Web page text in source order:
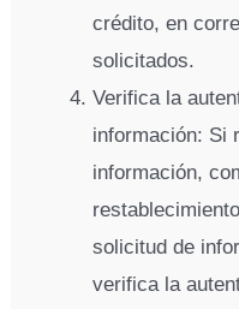
crédito, en
solicitados.
Verifica la
información: Si
información,
solicitud de
verifica la